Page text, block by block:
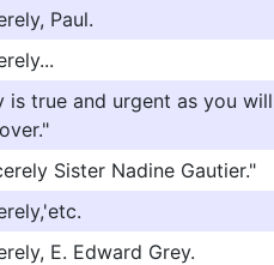
Paul.
is true and urgent as you
Sister Nadine Gautier."
E. Edward Grey.